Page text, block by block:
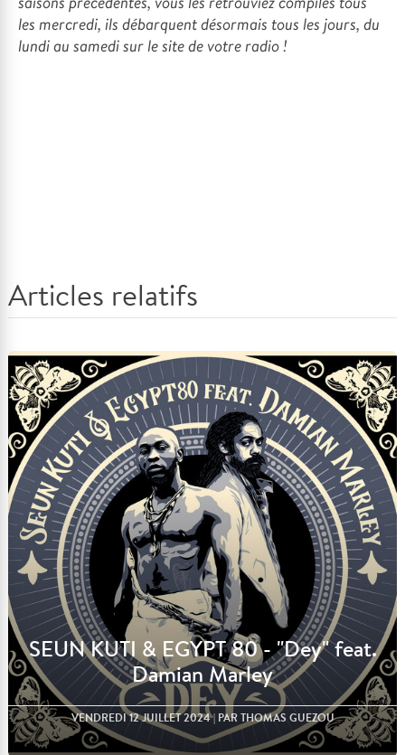
les mercredi, ils débarquent désormais tous les jours, du
lundi au samedi sur le site de votre radio !
Articles relatifs
SEUN KUTI & EGYPT 80 - "Dey" feat.
Damian Marley
VENDREDI 12 JUILLET 2024| PAR THOMAS GUEZOU